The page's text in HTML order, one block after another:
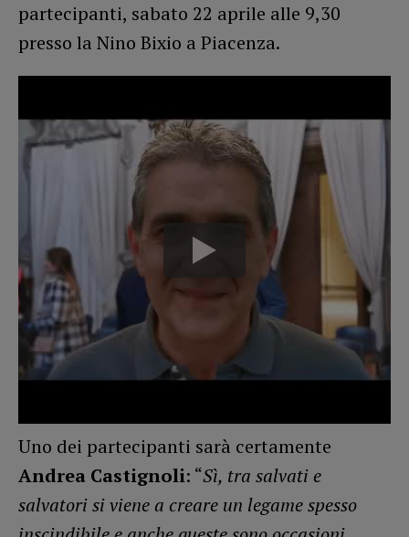
partecipanti, sabato 22 aprile alle 9,30
presso la Nino Bixio a Piacenza.
Uno dei partecipanti sarà certamente
Andrea Castignoli: “Sì, tra salvati e
salvatori si viene a creare un legame spesso